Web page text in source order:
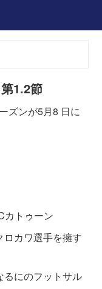
1.2節
ズンが5月8 日に
カトゥーン
カワ選手を擁す
にのフットサル